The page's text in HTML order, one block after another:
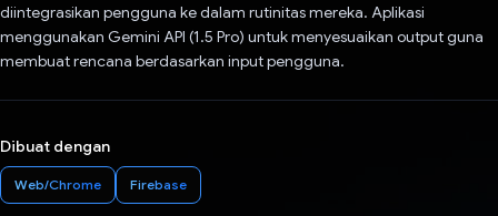
diintegrasikan pengguna ke dalam rutinitas mereka. Aplikasi
menggunakan Gemini API (1.5 Pro) untuk menyesuaikan output guna
membuat rencana berdasarkan input pengguna.
Dibuat dengan
Web/Chrome Firebase